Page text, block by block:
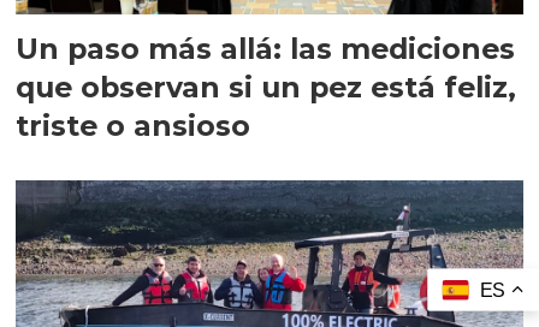
Un paso más allá: las mediciones
que observan si un pez está feliz,
triste o ansioso
ES